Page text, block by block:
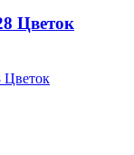
Цветок